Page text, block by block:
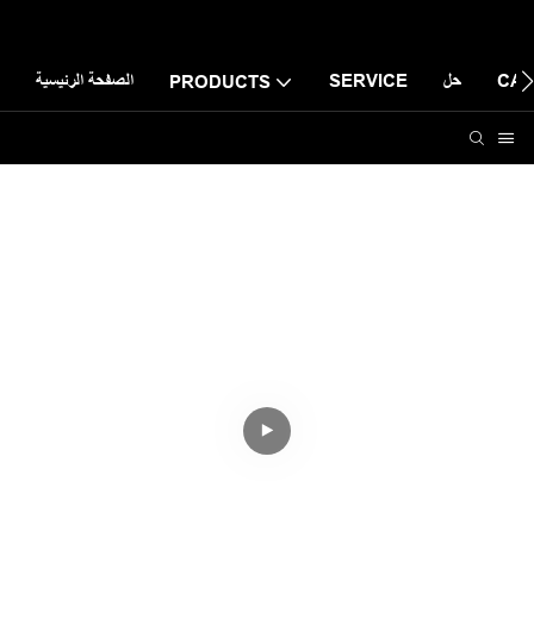
الصفحة الرئيسية PRODUCTS SERVICE حل